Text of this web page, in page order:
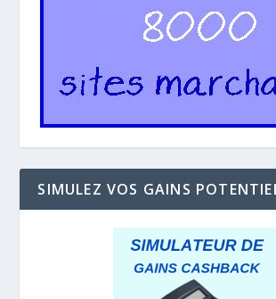
SIMULEZ VOS GAINS